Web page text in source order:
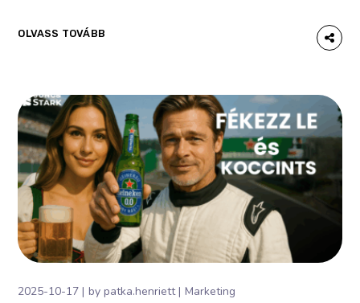
OLVASS TOVÁBB
2025-10-17 bypatka.henriett Marketing